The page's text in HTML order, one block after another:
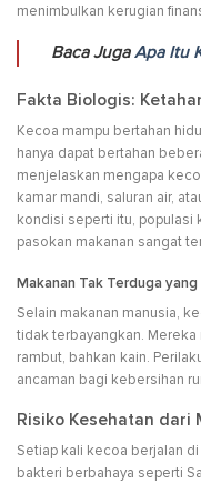
menimbulkan kerugian
Baca JugaApa Itu
Fakta Biologis:
Kecoa mampu bertahan
hanya dapat bertahan
menjelaskan mengapa
kamar mandi, saluran air,
kondisi seperti itu, populasi
pasokan makanan sangat
Makanan Tak Terduga
Selain makanan manusia,
tidak terbayangkan.
rambut, bahkan kain.
ancaman bagi kebersihan
Risiko Kesehatan dari
Setiap kali kecoa berjalan
bakteri berbahaya seperti